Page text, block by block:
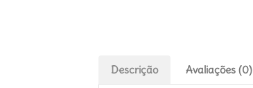
Descrição Avaliações (0)